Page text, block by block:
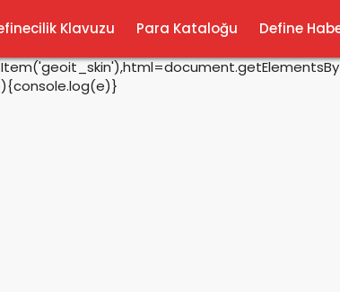
Klavuzu Para Kataloğu Define